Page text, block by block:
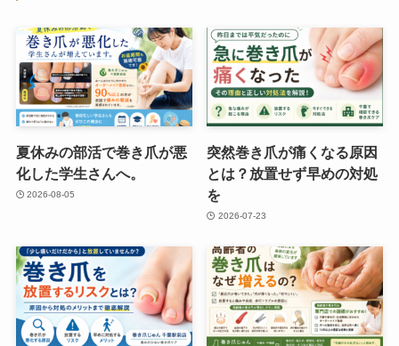
夏休みの部活で巻き爪が悪
化した学生さんへ。
2026-08-05
突然巻き爪が痛くなる原因
とは？放置せず早めの対処
を
2026-07-23